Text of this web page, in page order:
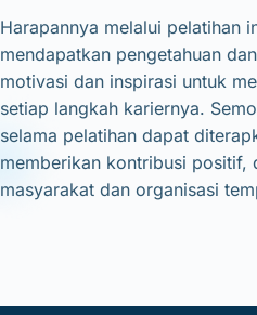
Harapannya melalui pelatihan
mendapatkan pengetahuan
motivasi dan inspirasi untuk
setiap langkah kariernya.
selama pelatihan dapat
memberikan kontribusi positif,
masyarakat dan organisasi